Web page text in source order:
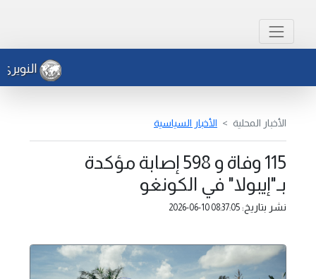
الأخبار المحلية الأخبار السياسية
115 وفاة و 598 إصابة مؤكدة
بـ"إيبولا" في الكونغو
نشر بتاريخ: 2026-06-10 08:37:05